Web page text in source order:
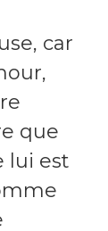
car
que
lui est